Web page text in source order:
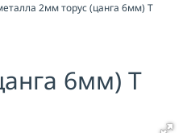
2мм торус (цанга 6мм) T
6мм) T